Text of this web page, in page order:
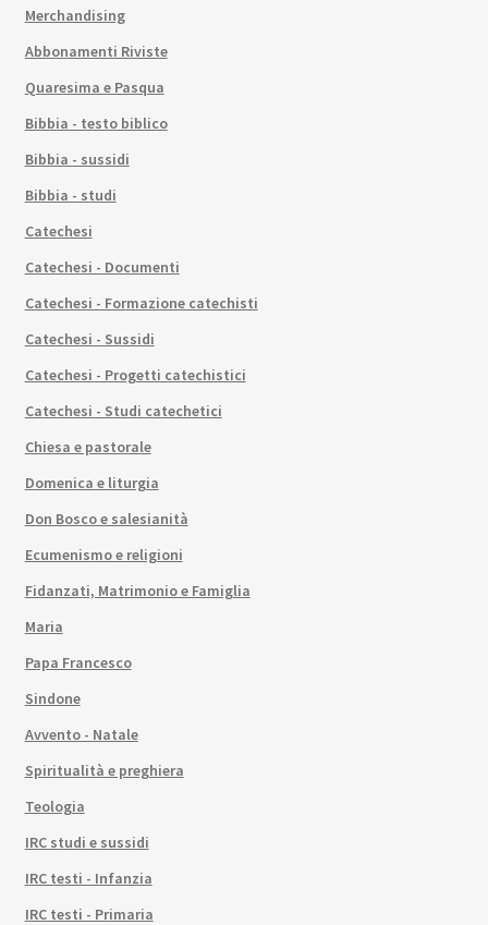
Merchandising
Abbonamenti Riviste
Quaresima e Pasqua
Bibbia - testo biblico
Bibbia - sussidi
Bibbia - studi
Catechesi
Catechesi - Documenti
Catechesi - Formazione catechisti
Catechesi - Sussidi
Catechesi - Progetti catechistici
Catechesi - Studi catechetici
Chiesa e pastorale
Domenica e liturgia
Don Bosco e salesianità
Ecumenismo e religioni
Fidanzati, Matrimonio e Famiglia
Maria
Papa Francesco
Sindone
Avvento - Natale
Spiritualità e preghiera
Teologia
IRC studi e sussidi
IRC testi - Infanzia
IRC testi - Primaria